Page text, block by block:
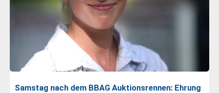
Samstag nach dem BBAG Auktionsrennen: Ehrung